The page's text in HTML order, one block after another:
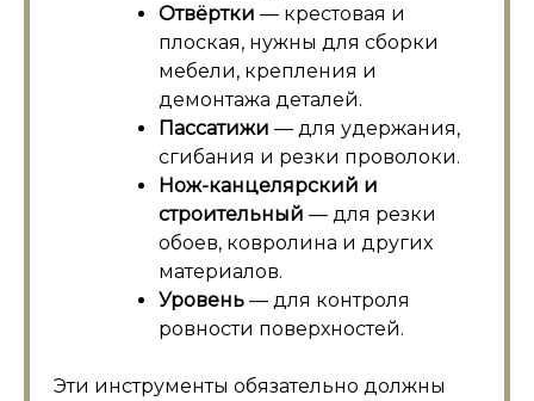
Отвёртки — крестовая и
плоская, нужны для сборки
мебели, крепления и
демонтажа деталей.
Пассатижи — для удержания,
сгибания и резки проволоки.
Нож-канцелярский и
строительный — для резки
обоев, ковролина и других
материалов.
Уровень — для контроля
ровности поверхностей.
Эти инструменты обязательно должны